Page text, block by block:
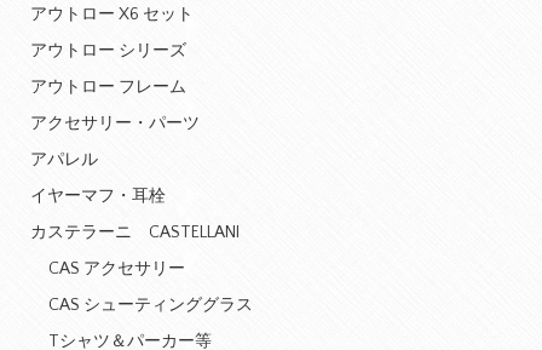
アウトロー X6 セット
アウトロー シリーズ
アウトロー フレーム
アクセサリー・パーツ
アパレル
イヤーマフ・耳栓
カステラーニ CASTELLANI
CAS アクセサリー
CAS シューティンググラス
Tシャツ＆パーカー等